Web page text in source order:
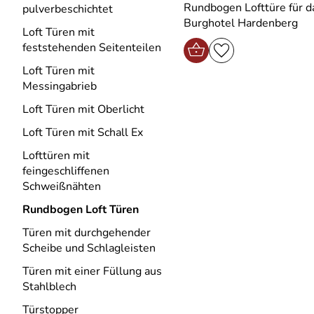
pulverbeschichtet
Loft Türen mit
feststehenden Seitenteilen
Loft Türen mit
Messingabrieb
Loft Türen mit Oberlicht
Loft Türen mit Schall Ex
Lofttüren mit
feingeschliffenen
Schweißnähten
Rundbogen Loft Türen
Türen mit durchgehender
Scheibe und Schlagleisten
Türen mit einer Füllung aus
Stahlblech
Türstopper
Rundbogen Lofttüre für
Burghotel Hardenberg